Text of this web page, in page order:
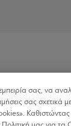
σας, να
σας σχετικά